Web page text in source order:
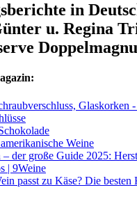
in
u. Regina
Glaskorken
Weine
– der große Guide 2025:
| 9Weine
passt zu Käse? Die besten